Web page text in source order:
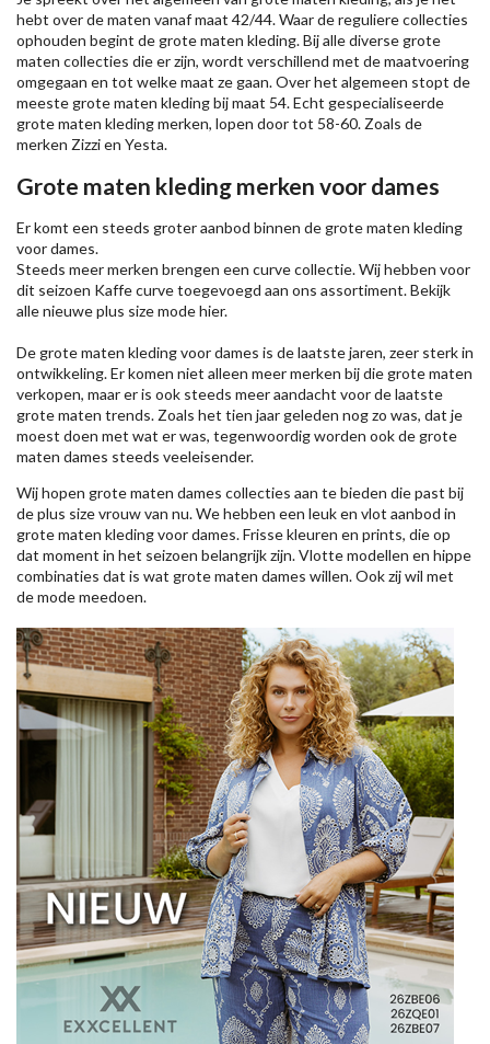
hebt over de maten vanaf maat 42/44. Waar de reguliere collecties
ophouden begint de grote maten kleding. Bij alle diverse grote
maten collecties die er zijn, wordt verschillend met de maatvoering
omgegaan en tot welke maat ze gaan. Over het algemeen stopt de
meeste grote maten kleding bij maat 54. Echt gespecialiseerde
grote maten kleding merken, lopen door tot 58-60. Zoals de
merken Zizzien Yesta.
Grote maten kleding merken voor dames
Er komt een steeds groter aanbod binnen de grote maten kleding
voor dames.
Steeds meer merken brengen een curve collectie. Wij hebben voor
dit seizoen Kaffecurve toegevoegd aan ons assortiment. Bekijk
alle nieuweplus size modehier.
De grote maten kleding voor dames is de laatste jaren, zeer sterk in
ontwikkeling. Er komen niet alleen meer merken bij die grote maten
verkopen, maar er is ook steeds meer aandacht voor de laatste
grote maten trends. Zoals het tien jaar geleden nog zo was, dat je
moest doen met wat er was, tegenwoordig worden ook de grote
maten dames steeds veeleisender.
Wij hopen grote maten dames collecties aan te bieden die past bij
de plus size vrouw van nu. We hebben een leuk en vlot aanbod in
grote maten kleding voor dames. Frisse kleuren en prints, die op
dat moment in het seizoen belangrijk zijn. Vlotte modellen en hippe
combinaties dat is wat grote maten dames willen. Ook zij wil met
de mode meedoen.